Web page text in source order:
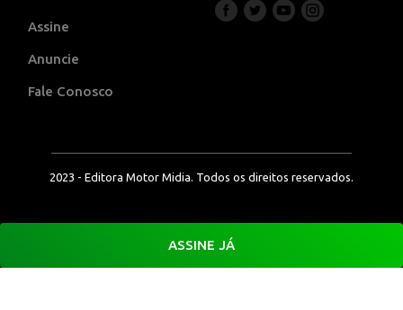
Assine
Anuncie
Fale Conosco
2023 - Editora Motor Midia. Todos os direitos reservados.
ASSINE JÁ